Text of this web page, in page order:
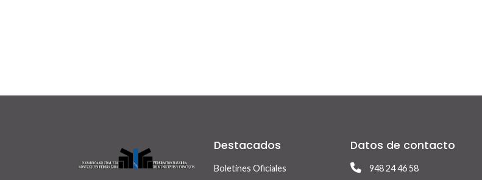
Destacados
Boletines Oficiales
Datos de contacto
948 24 46 58